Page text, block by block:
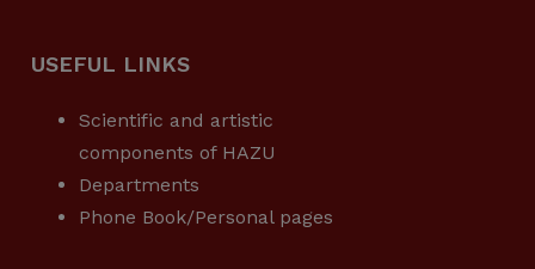
USEFUL LINKS
Scientific and artistic
components of HAZU
Departments
Phone Book/Personal pages